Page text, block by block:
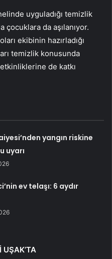
uyguladığı temizlik
da aşılanıyor.
ekibinin hazırladığı
temizlik konusunda
de katkı
yangın riskine
uyarı
ev telaşı: 6 aydır
UŞAK’TA